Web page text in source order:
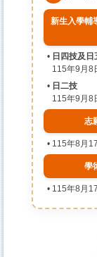
新生入學輔
日四技及日
115年9月8
日二技
115年9月8
志
115年8月
學
115年8月